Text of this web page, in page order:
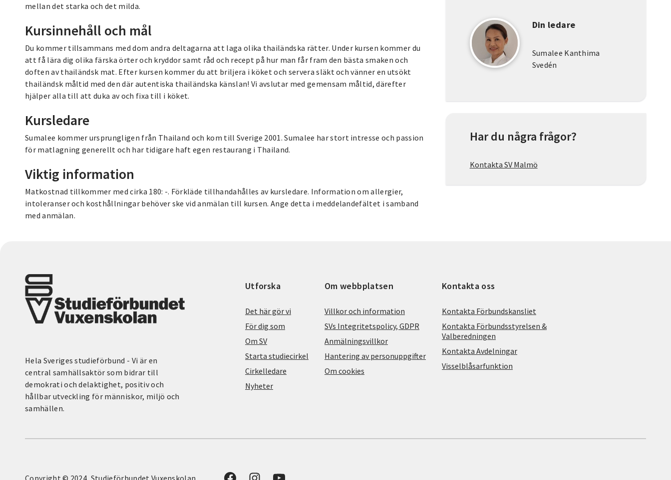
mellan det starka och det milda.
Kursinnehåll och mål
Du kommer tillsammans med dom andra deltagarna att laga olika thailändska rätter. Under kursen kommer du
att få lära dig olika färska örter och kryddor samt råd och recept på hur man får fram den bästa smaken och
doften av thailändsk mat. Efter kursen kommer du att briljera i köket och servera släkt och vänner en utsökt
thailändsk måltid med den där autentiska thailändska känslan! Vi avslutar med gemensam måltid, därefter
hjälper alla till att duka av och fixa till i köket.
Kursledare
Sumalee kommer ursprungligen från Thailand och kom till Sverige 2001. Sumalee har stort intresse och passion
för matlagning generellt och har tidigare haft egen restaurang i Thailand.
Viktig information
Matkostnad tillkommer med cirka 180: -. Förkläde tillhandahålles av kursledare. Information om allergier,
intoleranser och kosthållningar behöver ske vid anmälan till kursen. Ange detta i meddelandefältet i samband
med anmälan.
Din ledare
Sumalee Kanthima
Svedén
Har du några frågor?
Kontakta SV Malmö
Hela Sveriges studieförbund - Vi är en
central samhällsaktör som bidrar till
demokrati och delaktighet, positiv och
hållbar utveckling för människor, miljö och
samhällen.
Utforska
Det här gör vi
För dig som
Om SV
Starta studiecirkel
Cirkelledare
Nyheter
Om webbplatsen
Villkor och information
SVs Integritetspolicy, GDPR
Anmälningsvillkor
Hantering av personuppgifter
Om cookies
Kontakta oss
Kontakta Förbundskansliet
Kontakta Förbundsstyrelsen &
Valberedningen
Kontakta Avdelningar
Visselblåsarfunktion
Copyright © 2024, Studieförbundet Vuxenskolan